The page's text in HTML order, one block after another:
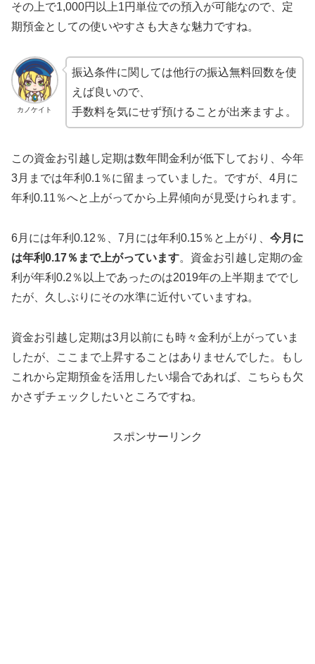
その上で1,000円以上1円単位での預入が可能なので、定
期預金としての使いやすさも大きな魅力ですね。
カノケイト
振込条件に関しては他行の振込無料回数を使
えば良いので、
手数料を気にせず預けることが出来ますよ。
この資金お引越し定期は数年間金利が低下しており、今年
3月までは年利0.1％に留まっていました。ですが、4月に
年利0.11％へと上がってから上昇傾向が見受けられます。
6月には年利0.12％、7月には年利0.15％と上がり、 今月に
は年利0.17％まで上がっています。資金お引越し定期の金
利が年利0.2％以上であったのは2019年の上半期まででし
たが、久しぶりにその水準に近付いていますね。
資金お引越し定期は3月以前にも時々金利が上がっていま
したが、ここまで上昇することはありませんでした。もし
これから定期預金を活用したい場合であれば、こちらも欠
かさずチェックしたいところですね。
スポンサーリンク